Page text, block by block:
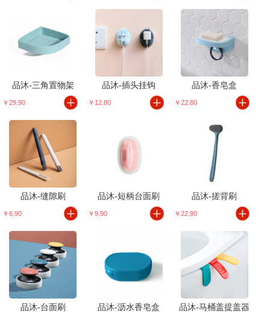
品沐-三角置物架
￥29.90
品沐-插头挂钩
￥12.80
品沐-香皂盒
￥22.80
品沐-缝隙刷
￥6.90
品沐-短柄台面刷
￥9.90
品沐-搓背刷
￥22.90
品沐-台面刷 品沐-沥水香皂盒 品沐-马桶盖提盖器